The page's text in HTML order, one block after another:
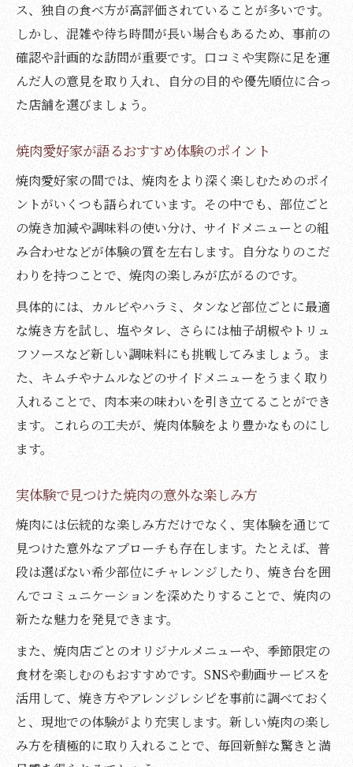
ス、独自の食べ方が高評価されていることが多いです。
しかし、混雑や待ち時間が長い場合もあるため、事前の
確認や計画的な訪問が重要です。口コミや実際に足を運
んだ人の意見を取り入れ、自分の目的や優先順位に合っ
た店舗を選びましょう。
焼肉愛好家が語るおすすめ体験のポイント
焼肉愛好家の間では、焼肉をより深く楽しむためのポイ
ントがいくつも語られています。その中でも、部位ごと
の焼き加減や調味料の使い分け、サイドメニューとの組
み合わせなどが体験の質を左右します。自分なりのこだ
わりを持つことで、焼肉の楽しみが広がるのです。
具体的には、カルビやハラミ、タンなど部位ごとに最適
な焼き方を試し、塩やタレ、さらには柚子胡椒やトリュ
フソースなど新しい調味料にも挑戦してみましょう。ま
た、キムチやナムルなどのサイドメニューをうまく取り
入れることで、肉本来の味わいを引き立てることができ
ます。これらの工夫が、焼肉体験をより豊かなものにし
ます。
実体験で見つけた焼肉の意外な楽しみ方
焼肉には伝統的な楽しみ方だけでなく、実体験を通じて
見つけた意外なアプローチも存在します。たとえば、普
段は選ばない希少部位にチャレンジしたり、焼き台を囲
んでコミュニケーションを深めたりすることで、焼肉の
新たな魅力を発見できます。
また、焼肉店ごとのオリジナルメニューや、季節限定の
食材を楽しむのもおすすめです。SNSや動画サービスを
活用して、焼き方やアレンジレシピを事前に調べておく
と、現地での体験がより充実します。新しい焼肉の楽し
み方を積極的に取り入れることで、毎回新鮮な驚きと満